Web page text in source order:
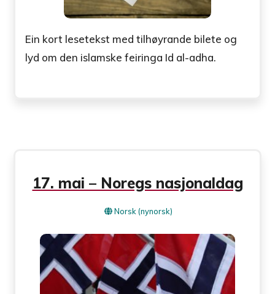
Ein kort lesetekst med tilhøyrande bilete og
lyd om den islamske feiringa Id al-adha.
17. mai – Noregs nasjonaldag
Norsk (nynorsk)